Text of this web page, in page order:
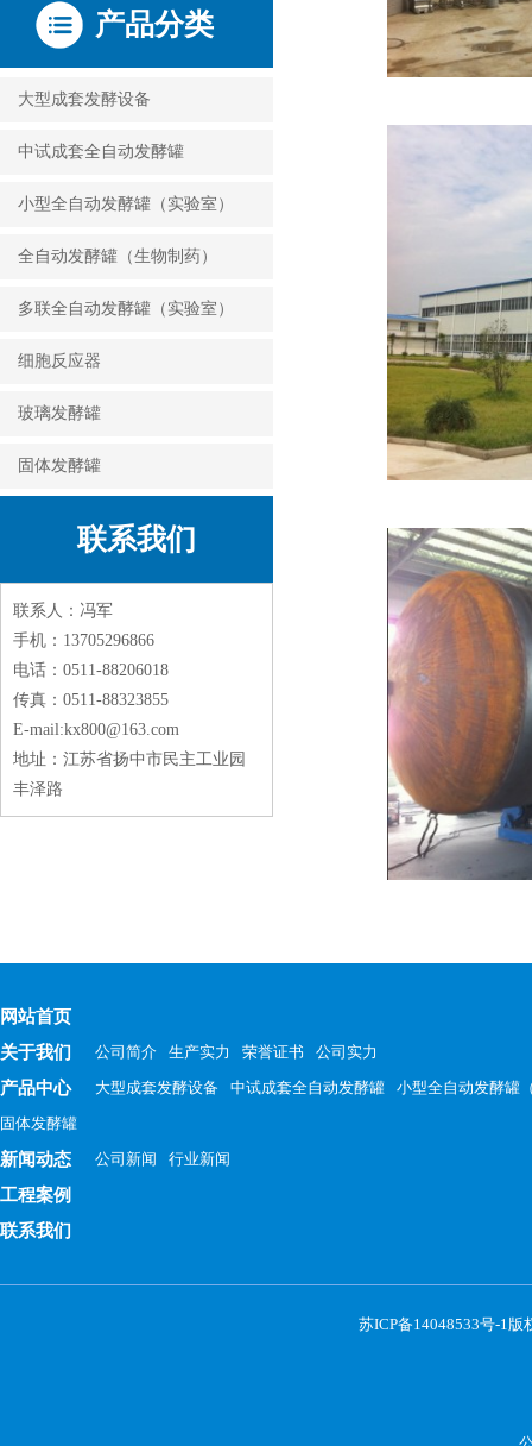
产品分类
大型成套发酵设备
中试成套全自动发酵罐
小型全自动发酵罐（实验室）
全自动发酵罐（生物制药）
多联全自动发酵罐（实验室）
细胞反应器
玻璃发酵罐
固体发酵罐
联系我们
联系人：冯军
手机：13705296866
电话：0511-88206018
传真：0511-88323855
E-mail:kx800@163.com
地址：江苏省扬中市民主工业园
丰泽路
网站首页
关于我们
公司简介 生产实力 荣誉证书 公司实力
产品中心 大型成套发酵设备 中试成套全自动发酵罐
小型全自动发酵罐
固体发酵罐
新闻动态 公司新闻 行业新闻
工程案例
联系我们
苏ICP备14048533号-1版